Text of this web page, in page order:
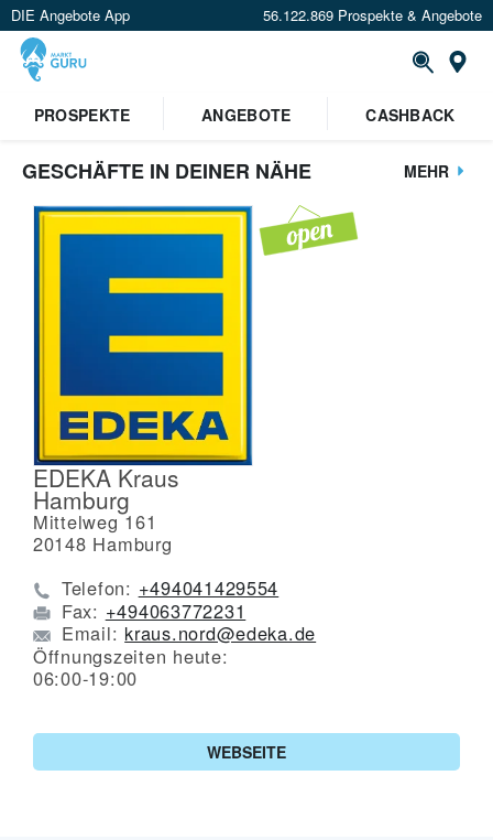
DIE Angebote App 56.122.869 Prospekte & Angebote
PROSPEKTE
ANGEBOTE CASHBACK
GESCHÄFTE IN DEINER NÄHE MEHR
EDEKA Kraus
Hamburg
Mittelweg 161
20148 Hamburg
Telefon: +494041429554
Fax: +494063772231
Email: kraus.nord@edeka.de
Öffnungszeiten heute:
06:00-19:00
WEBSEITE